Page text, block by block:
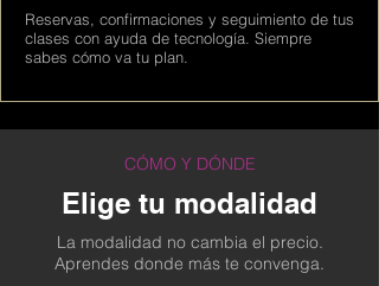
Reservas, confirmaciones y seguimiento de tus
clases con ayuda de tecnología. Siempre
sabes cómo va tu plan.
CÓMO Y DÓNDE
Elige tu modalidad
La modalidad no cambia el precio.
Aprendes donde más te convenga.